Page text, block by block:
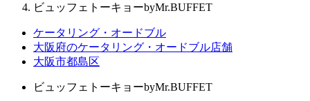
ビュッフェトーキョーbyMr.BUFFET
ケータリング・オードブル
大阪府のケータリング・オードブル店舗
大阪市都島区
ビュッフェトーキョーbyMr.BUFFET